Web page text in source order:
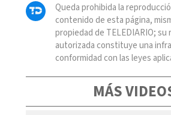
Queda prohibida la
contenido de esta página,
propiedad de TELEDIARIO;
autorizada constituye una
conformidad con las leyes
MÁS